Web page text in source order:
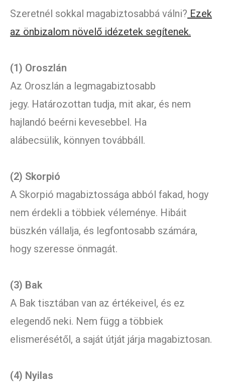
Szeretnél sokkal magabiztosabbá válni? Ezek
az önbizalom növelő idézetek segítenek.
(1) Oroszlán
Az Oroszlán a legmagabiztosabb
jegy. Határozottan tudja, mit akar, és nem
hajlandó beérni kevesebbel. Ha
alábecsülik, könnyen továbbáll.
(2) Skorpió
A Skorpió magabiztossága abból fakad, hogy
nem érdekli a többiek véleménye. Hibáit
büszkén vállalja, és legfontosabb számára,
hogy szeresse önmagát.
(3) Bak
A Bak tisztában van az értékeivel, és ez
elegendő neki. Nem függ a többiek
elismerésétől, a saját útját járja magabiztosan.
(4) Nyilas